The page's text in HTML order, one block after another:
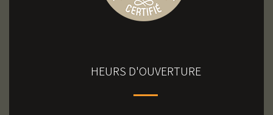
HEURS D'OUVERTURE